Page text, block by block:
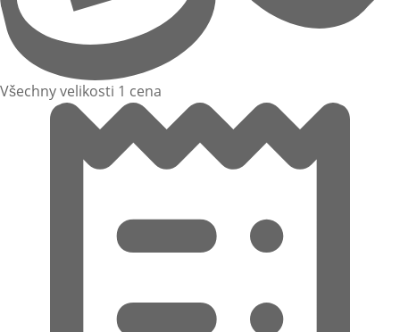
Všechny velikosti 1 cena